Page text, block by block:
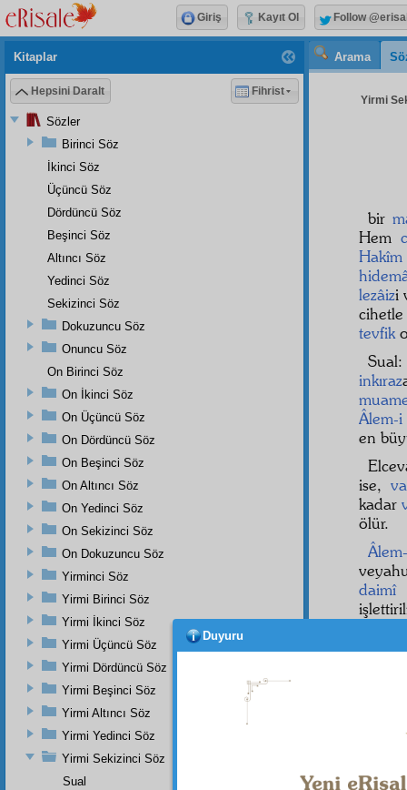
Arama
Yirmi
bir
Hem
Hakîm
lezâizi
tevfik
inkıraz
Âlem-
en
ise,
kadar
ölür.
daimî
Kitaplar
Hepsini Daralt Fihrist
Sözler
Birinci Söz
İkinci Söz
Üçüncü Söz
Dördüncü Söz
Beşinci Söz
Altıncı Söz
Yedinci Söz
Sekizinci Söz
Dokuzuncu Söz
Onuncu Söz
On Birinci Söz
On İkinci Söz
On Üçüncü Söz
On Dördüncü Söz
On Beşinci Söz
On Altıncı Söz
On Yedinci Söz
On Sekizinci Söz
On Dokuzuncu Söz
Yirminci Söz
Yirmi Birinci Söz
Yirmi İkinci Söz
Yirmi Üçüncü Söz
Yirmi Dördüncü Söz
Yirmi Beşinci Söz
Yirmi Altıncı Söz
Yirmi Yedinci Söz
Yirmi Sekizinci Söz
Sual
Giriş Kayıt Ol Follow
Duyuru